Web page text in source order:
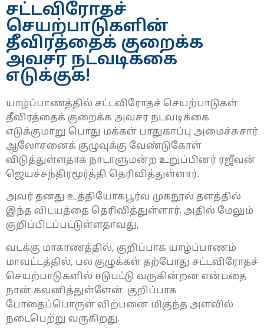
சட்டவிரோதச்
செயற்பாடுகளின்
தீவிரத்தைக் குறைக்க
அவசர நடவடிக்கை
எடுக்குக!
யாழ்ப்பாணத்தில் சட்டவிரோதச் செயற்பாடுகள்
தீவிரத்தைக் குறைக்க அவசர நடவடிக்கை
எடுக்குமாறு பொது மக்கள் பாதுகாப்பு அமைச்சுசார்
ஆலோசனைக் குழுவுக்கு வேண்டுகோள்
விடுத்துள்ளதாக நாடாளுமன்ற உறுப்பினர் ரஜீவன்
ஜெயச்சந்திரமூர்த்தி தெரிவித்துள்ளார்.
அவர் தனது உத்தியோகபூர்வ முகநூல் தளத்தில்
இந்த விடயத்தை தெரிவித்துள்ளார். அதில் மேலும்
குறிப்பிடப்பட்டுள்ளதாவது,
வடக்கு மாகாணத்தில், குறிப்பாக யாழ்ப்பாணம்
மாவட்டத்தில், பல குழுக்கள் தற்போது சட்டவிரோதச்
செயற்பாடுகளில் ஈடுபட்டு வருகின்றன என்பதை
நான் கவனித்துள்ளேன். குறிப்பாக
போதைப்பொருள் விற்பனை மிகுந்த அளவில்
நடைபெற்று வருகிறது.